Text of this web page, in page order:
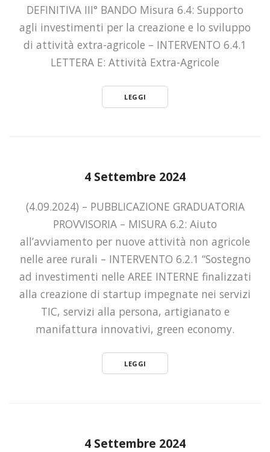
DEFINITIVA III° BANDO Misura 6.4: Supporto
agli investimenti per la creazione e lo sviluppo
di attività extra-agricole – INTERVENTO 6.4.1
LETTERA E: Attività Extra-Agricole
LEGGI
4 Settembre 2024
(4.09.2024) – PUBBLICAZIONE GRADUATORIA
PROVVISORIA – MISURA 6.2: Aiuto
all’avviamento per nuove attività non agricole
nelle aree rurali – INTERVENTO 6.2.1 “Sostegno
ad investimenti nelle AREE INTERNE finalizzati
alla creazione di startup impegnate nei servizi
TIC, servizi alla persona, artigianato e
manifattura innovativi, green economy.
LEGGI
4 Settembre 2024